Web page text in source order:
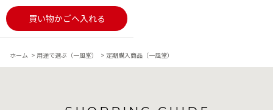
買い物かごへ入れる
ホーム > 用途で選ぶ（一風堂） > 定期購入商品（一風堂）